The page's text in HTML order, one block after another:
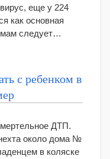
еще у 224
как основная
следует…
с ребенком в
ДТП.
около дома №
в коляске